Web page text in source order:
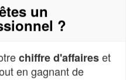
à
un
?
chiffre d'affaireset
en gagnant de